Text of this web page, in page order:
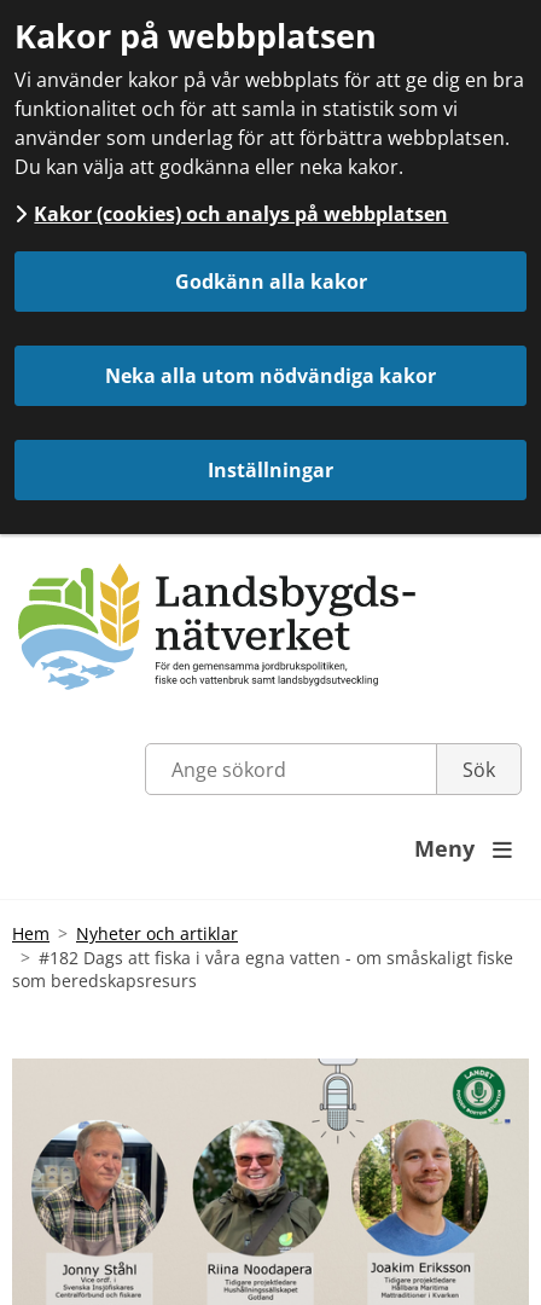
Kakor på webbplatsen
Vi använder kakor på vår webbplats för att ge dig en bra
funktionalitet och för att samla in statistik som vi
använder som underlag för att förbättra webbplatsen.
Du kan välja att godkänna eller neka kakor.
Kakor (cookies) och analys på webbplatsen
Godkänn alla kakor
Neka alla utom nödvändiga kakor
Inställningar
Meny 
Hem
Nyheter och artiklar
#182 Dags att fiska i våra egna vatten - om småskaligt fiske
som beredskapsresurs